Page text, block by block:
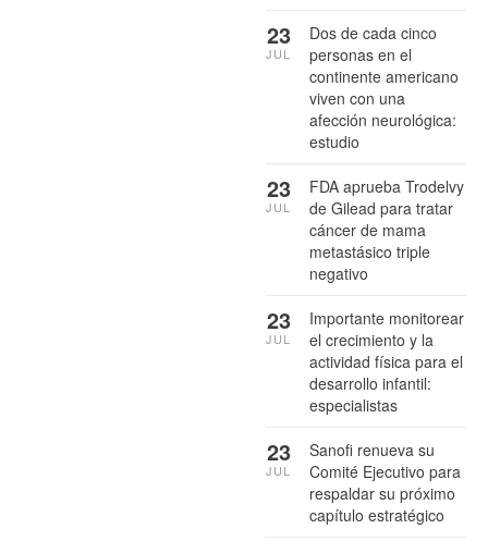
Dos de cada cinco
personas en el
continente americano
viven con una
afección neurológica:
estudio
23
JUL
FDA aprueba Trodelvy
de Gilead para tratar
cáncer de mama
metastásico triple
negativo
23
JUL
Importante monitorear
el crecimiento y la
actividad física para el
desarrollo infantil:
especialistas
23
JUL
Sanofi renueva su
Comité Ejecutivo para
respaldar su próximo
capítulo estratégico
23
JUL